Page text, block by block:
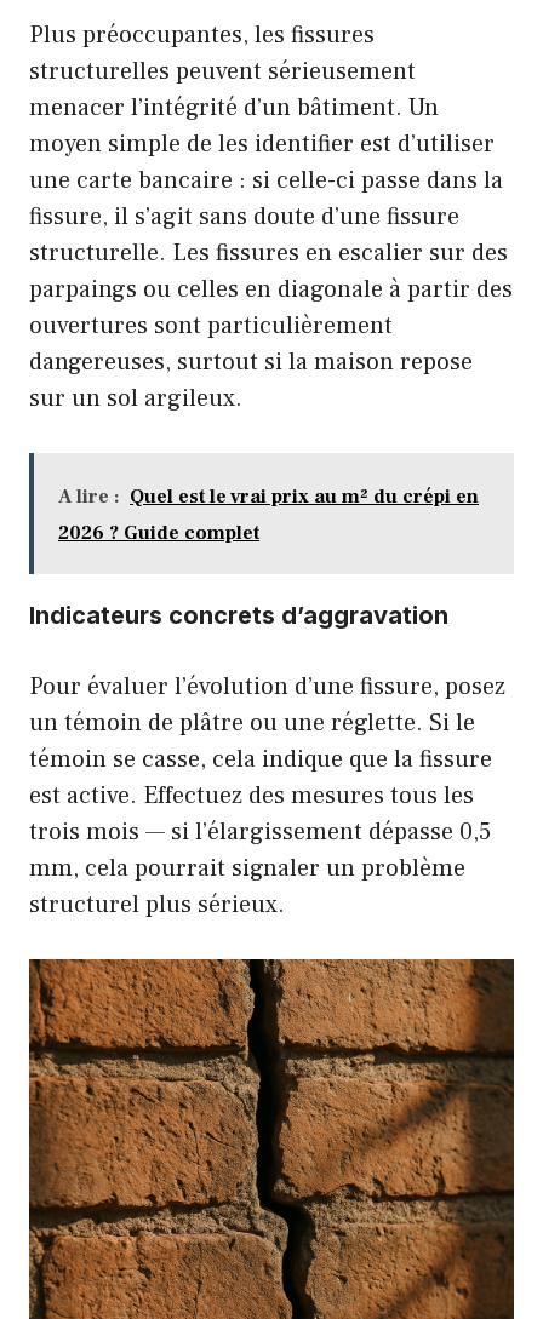
Plus préoccupantes, les fissures
structurelles peuvent sérieusement
menacer l’intégrité d’un bâtiment. Un
moyen simple de les identifier est d’utiliser
une carte bancaire : si celle-ci passe dans la
fissure, il s’agit sans doute d’une fissure
structurelle. Les fissures en escalier sur des
parpaings ou celles en diagonale à partir des
ouvertures sont particulièrement
dangereuses, surtout si la maison repose
sur un sol argileux.
A lire : Quel est le vrai prix au m² du crépi en
2026 ? Guide complet
Indicateurs concrets d’aggravation
Pour évaluer l’évolution d’une fissure, posez
un témoin de plâtre ou une réglette. Si le
témoin se casse, cela indique que la fissure
est active. Effectuez des mesures tous les
trois mois — si l’élargissement dépasse 0,5
mm, cela pourrait signaler un problème
structurel plus sérieux.